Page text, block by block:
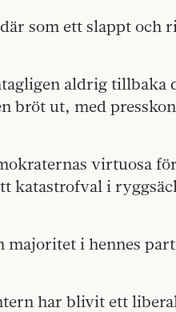
som ett slappt och
aldrig tillbaka
bröt ut, med
virtuosa
katastrofval i
majoritet i hennes
har blivit ett